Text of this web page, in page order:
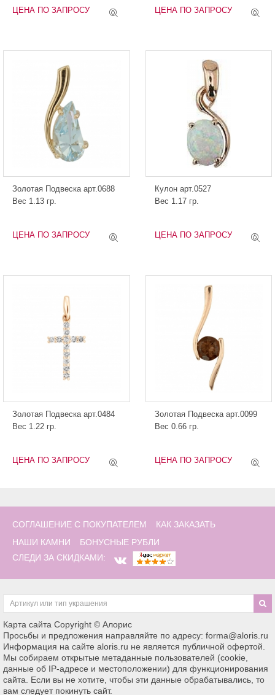
ЦЕНА ПО ЗАПРОСУ ЦЕНА ПО ЗАПРОСУ
Золотая Подвеска арт.0688
Вес 1.13 гр.
ЦЕНА ПО ЗАПРОСУ
Кулон арт.0527
Вес 1.17 гр.
ЦЕНА ПО ЗАПРОСУ
Золотая Подвеска арт.0484
Вес 1.22 гр.
ЦЕНА ПО ЗАПРОСУ
Золотая Подвеска арт.0099
Вес 0.66 гр.
ЦЕНА ПО ЗАПРОСУ
СОГЛАШЕНИЕ С ПОКУПАТЕЛЕМ
КАК ЗАКАЗАТЬ
НАШИ КАМНИ
БОНУСНЫЕ РУБЛИ
СЛЕДИ ЗА СКИДКАМИ:
Карта сайта Copyright © Алорис
Просьбы и предложения направляйте по адресу: forma@aloris.ru
Информация на сайте aloris.ru не является публичной офертой.
Мы собираем открытые метаданные пользователей (cookie,
данные об IP-адресе и местоположении) для функционирования
сайта. Если вы не хотите, чтобы эти данные обрабатывались, то
вам следует покинуть сайт.